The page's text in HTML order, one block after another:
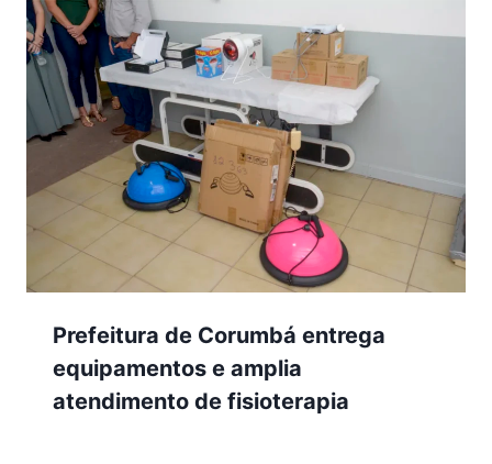
Prefeitura de Corumbá entrega
equipamentos e amplia
atendimento de fisioterapia